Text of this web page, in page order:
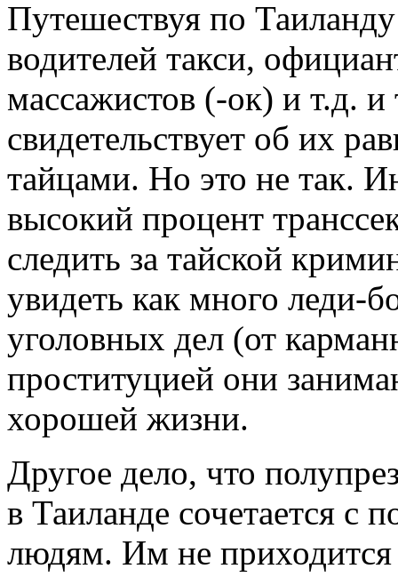
Путешествуя по
водителей такси,
массажистов (-ок) и т.д. и
свидетельствует об их
тайцами. Но это не так.
высокий процент
следить за тайской
увидеть как много леди-
уголовных дел (от
проституцией они
хорошей жизни.
Другое дело, что
в Таиланде сочетается с
людям. Им не приходится